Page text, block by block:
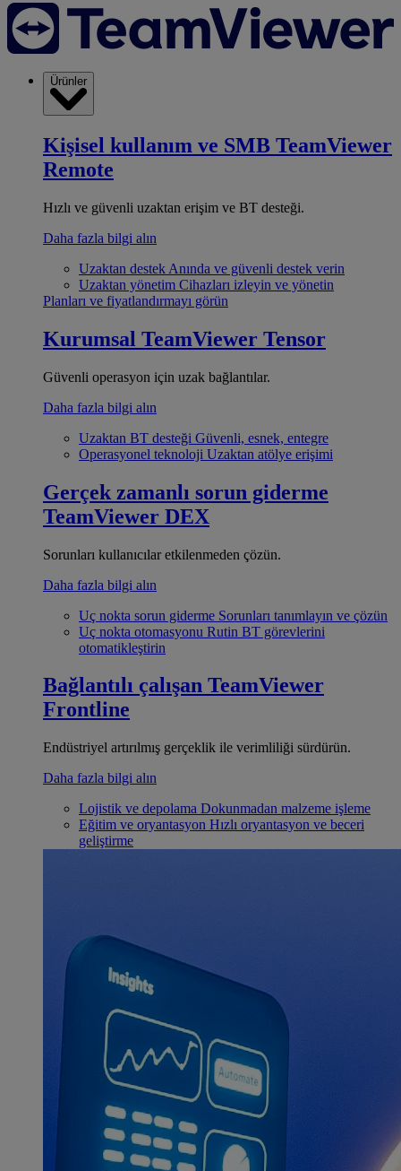
Ürünler
Kişisel kullanım ve SMB TeamViewer
Remote
Hızlı ve güvenli uzaktan erişim ve BT desteği.
Daha fazla bilgi alın
Uzaktan destek Anında ve güvenli destek verin
Uzaktan yönetim Cihazları izleyin ve yönetin
Planları ve fiyatlandırmayı görün
Kurumsal TeamViewer Tensor
Güvenli operasyon için uzak bağlantılar.
Daha fazla bilgi alın
Uzaktan BT desteği Güvenli, esnek, entegre
Operasyonel teknoloji Uzaktan atölye erişimi
Gerçek zamanlı sorun giderme
TeamViewer DEX
Sorunları kullanıcılar etkilenmeden çözün.
Daha fazla bilgi alın
Uç nokta sorun giderme Sorunları tanımlayın ve çözün
Uç nokta otomasyonu Rutin BT görevlerini
otomatikleştirin
Bağlantılı çalışan TeamViewer
Frontline
Endüstriyel artırılmış gerçeklik ile verimliliği sürdürün.
Daha fazla bilgi alın
Lojistik ve depolama Dokunmadan malzeme işleme
Eğitim ve oryantasyon Hızlı oryantasyon ve beceri
geliştirme